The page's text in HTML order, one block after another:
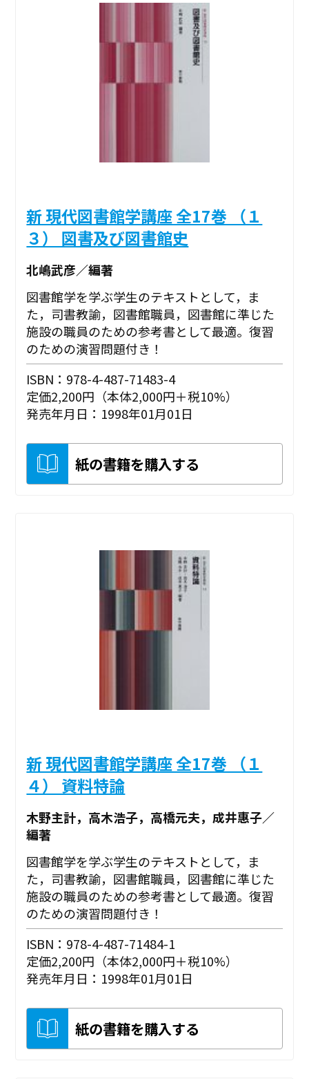
新 現代図書館学講座 全17巻 （１
３） 図書及び図書館史
北嶋武彦／編著
図書館学を学ぶ学生のテキストとして，ま
た，司書教諭，図書館職員，図書館に準じた
施設の職員のための参考書として最適。復習
のための演習問題付き！
ISBN：978-4-487-71483-4
定価2,200円（本体2,000円＋税10%）
発売年月日：1998年01月01日
紙の書籍を購入する
新 現代図書館学講座 全17巻 （１
４） 資料特論
木野主計，高木浩子，高橋元夫，成井惠子／
編著
図書館学を学ぶ学生のテキストとして，ま
た，司書教諭，図書館職員，図書館に準じた
施設の職員のための参考書として最適。復習
のための演習問題付き！
ISBN：978-4-487-71484-1
定価2,200円（本体2,000円＋税10%）
発売年月日：1998年01月01日
紙の書籍を購入する